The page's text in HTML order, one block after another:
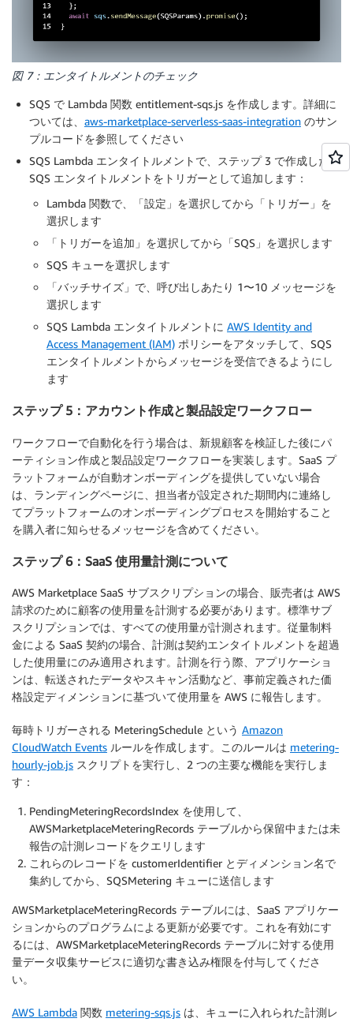
図 7：エンタイトルメントのチェック
SQS で Lambda 関数 entitlement-sqs.js を作成します。詳細に
ついては、 aws-marketplace-serverless-saas-integration のサン
プルコードを参照してください
SQS Lambda エンタイトルメントで、ステップ 3 で作成した
SQS エンタイトルメントをトリガーとして追加します：
Lambda 関数で、「設定」を選択してから「トリガー」を
選択します
「トリガーを追加」を選択してから「SQS」を選択します
SQS キューを選択します
「バッチサイズ」で、呼び出しあたり 1〜10 メッセージを
選択します
SQS Lambda エンタイトルメントに AWS Identity and
Access Management (IAM) ポリシーをアタッチして、SQS
エンタイトルメントからメッセージを受信できるようにし
ます
ステップ 5：アカウント作成と製品設定ワークフロー
ワークフローで自動化を行う場合は、新規顧客を検証した後にパ
ーティション作成と製品設定ワークフローを実装します。SaaS プ
ラットフォームが自動オンボーディングを提供していない場合
は、ランディングページに、担当者が設定された期間内に連絡し
てプラットフォームのオンボーディングプロセスを開始すること
を購入者に知らせるメッセージを含めてください。
ステップ 6：SaaS 使用量計測について
AWS Marketplace SaaS サブスクリプションの場合、販売者は AWS
請求のために顧客の使用量を計測する必要があります。標準サブ
スクリプションでは、すべての使用量が計測されます。従量制料
金による SaaS 契約の場合、計測は契約エンタイトルメントを超過
した使用量にのみ適用されます。計測を行う際、アプリケーショ
ンは、転送されたデータやスキャン活動など、事前定義された価
格設定ディメンションに基づいて使用量を AWS に報告します。
毎時トリガーされる MeteringSchedule という Amazon
CloudWatch Events ルールを作成します。このルールは metering-
hourly-job.js スクリプトを実行し、2 つの主要な機能を実行しま
す：
PendingMeteringRecordsIndex を使用して、
AWSMarketplaceMeteringRecords テーブルから保留中または未
報告の計測レコードをクエリします
これらのレコードを customerIdentifier とディメンション名で
集約してから、SQSMetering キューに送信します
AWSMarketplaceMeteringRecords テーブルには、SaaS アプリケー
ションからのプログラムによる更新が必要です。これを有効にす
るには、AWSMarketplaceMeteringRecords テーブルに対する使用
量データ収集サービスに適切な書き込み権限を付与してくださ
い。
AWS Lambda 関数 metering-sqs.js は、キューに入れられた計測レ